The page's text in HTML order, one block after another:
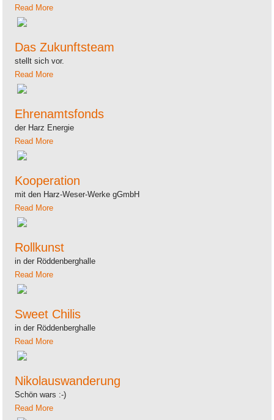
Read More
Das Zukunftsteam
stellt sich vor.
Read More
Ehrenamtsfonds
der Harz Energie
Read More
Kooperation
mit den Harz-Weser-Werke gGmbH
Read More
Rollkunst
in der Röddenberghalle
Read More
Sweet Chilis
in der Röddenberghalle
Read More
Nikolauswanderung
Schön wars :-)
Read More